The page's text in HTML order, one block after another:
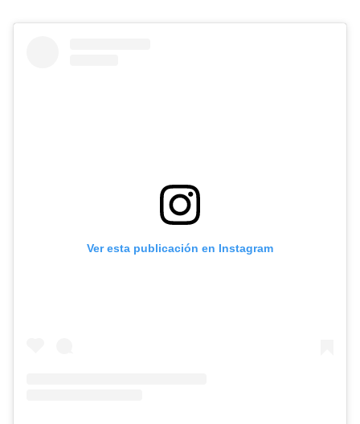
Ver esta publicación en Instagram